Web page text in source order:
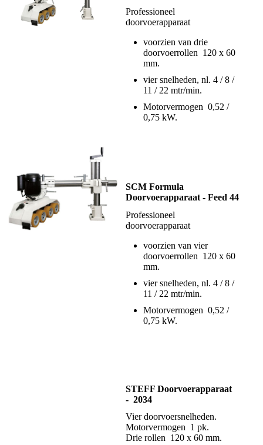
Professioneel
doorvoerapparaat
voorzien van drie
doorvoerrollen 120 x 60
mm.
vier snelheden, nl. 4 / 8 /
11 / 22 mtr/min.
Motorvermogen 0,52 /
0,75 kW.
SCM Formula
Doorvoerapparaat - Feed 44
Professioneel
doorvoerapparaat
voorzien van vier
doorvoerrollen 120 x 60
mm.
vier snelheden, nl. 4 / 8 /
11 / 22 mtr/min.
Motorvermogen 0,52 /
0,75 kW.
STEFF Doorvoerapparaat
- 2034
Vier doorvoersnelheden.
Motorvermogen 1 pk.
Drie rollen 120 x 60 mm.